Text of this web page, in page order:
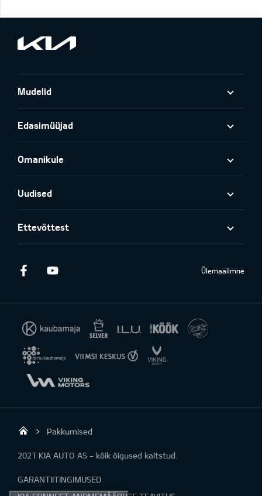
Mudelid
Edasimüüjad
Omanikule
Uudised
Ettevõttest
Facebook Ülemaailmne
KIA AUTO AS
Pakkumised
2021 KIA AUTO AS - kõik õigused kaitstud.
GARANTIITINGIMUSED